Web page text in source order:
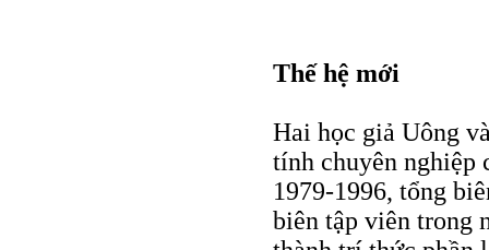
Thế hệ mới
Hai học giả Uông
tính chuyên nghiệp
1979-1996, tổng
biên tập viên trong